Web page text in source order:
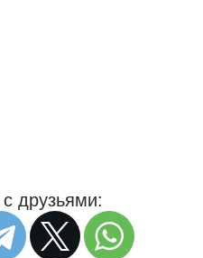
друзьями: